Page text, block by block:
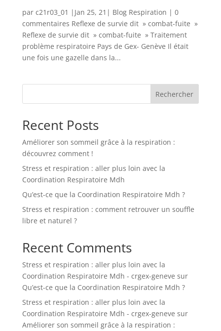
par c21r03_01 |Jan 25, 21| Blog Respiration | 0
commentaires Reflexe de survie dit » combat-fuite »
Reflexe de survie dit » combat-fuite » Traitement
problème respiratoire Pays de Gex- Genève Il était
une fois une gazelle dans la...
Rechercher
Recent Posts
Améliorer son sommeil grâce à la respiration :
découvrez comment !
Stress et respiration : aller plus loin avec la
Coordination Respiratoire Mdh
Qu’est-ce que la Coordination Respiratoire Mdh ?
Stress et respiration : comment retrouver un souffle
libre et naturel ?
Recent Comments
Stress et respiration : aller plus loin avec la
Coordination Respiratoire Mdh - crgex-geneve sur
Qu’est-ce que la Coordination Respiratoire Mdh ?
Stress et respiration : aller plus loin avec la
Coordination Respiratoire Mdh - crgex-geneve sur
Améliorer son sommeil grâce à la respiration :